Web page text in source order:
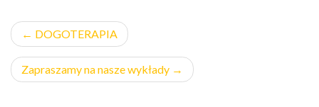
Nawigacja
wpisu
DOGOTERAPIA
Zapraszamy na nasze wykłady